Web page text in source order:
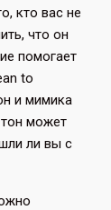
кто вас не
что он
помогает
to
и мимика
может
ли вы с